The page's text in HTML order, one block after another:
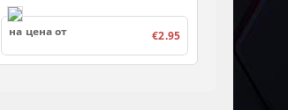
на цена от €2.95